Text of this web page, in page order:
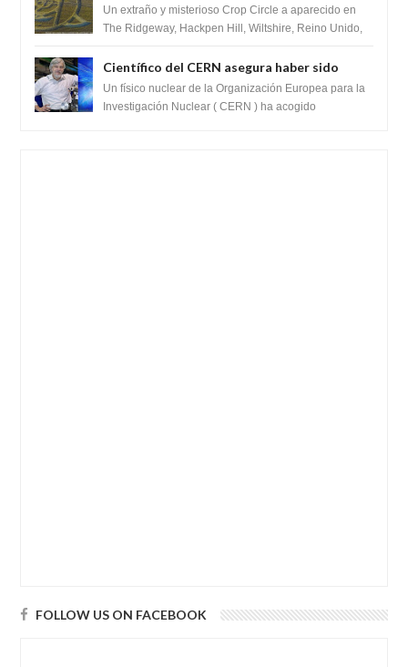
Unido 23 de junio 2016
Un extraño y misterioso Crop Circle a aparecido en
The Ridgeway, Hackpen Hill, Wiltshire, Reino Unido,
Científico del CERN asegura haber sido
ayudado por seres de luz durante una
prueba del Colisionador de Hadrones
Un físico nuclear de la Organización Europea para la
Investigación Nuclear ( CERN ) ha acogido
FOLLOW US ON FACEBOOK